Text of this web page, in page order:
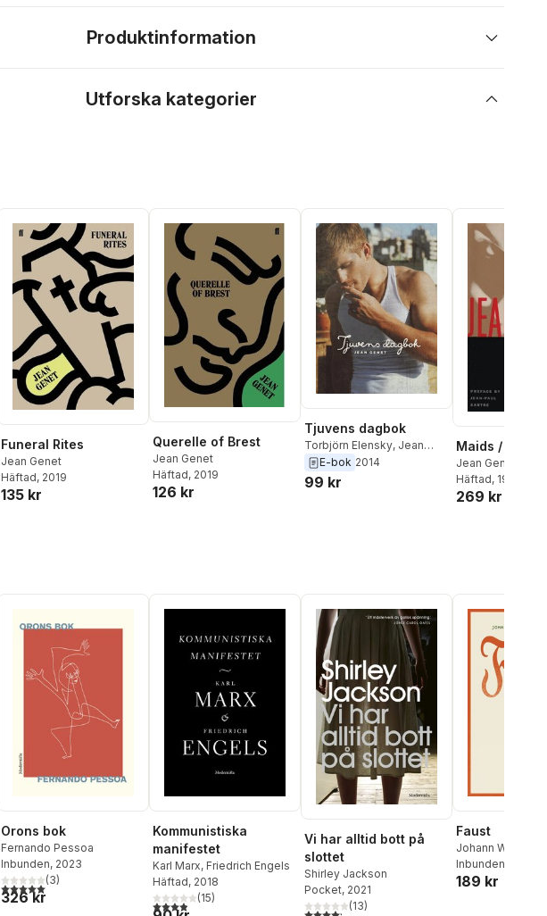
Produktinformation
Utforska kategorier
Funeral Rites
Jean Genet
Häftad, 2019
135 kr
Querelle of Brest
Jean Genet
Häftad, 2019
126 kr
Tjuvens dagbok
Torbjörn Elensky, Jean
Genet,Henrik Petersen
Pietro Maglio
E-bok 2014
99 kr
Maids /
Jean Genet
Häftad, 1994
269 kr
Orons bok
Fernando Pessoa
Inbunden, 2023
5,0utav 5 stjärnor. Totalt antal röster:
(3)
326 kr
Kommunistiska
manifestet
Karl Marx, Friedrich Engels
Häftad, 2018
3,9utav 5 stjärnor. Totalt antal röster:
(15)
Vi har alltid bott på
slottet
Shirley Jackson
Pocket, 2021
4,2utav 5 stjärnor. Totalt antal röster:
(13)
Faust
Johann
Goethe
Inbunden
189 kr